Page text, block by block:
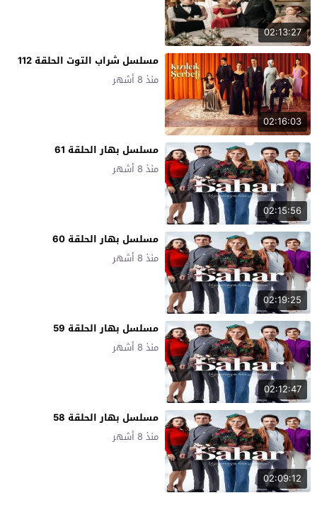
02:13:27
02:16:03
مسلسل شراب التوت الحلقة 112
منذ 8 أشهر
02:15:56
مسلسل بهار الحلقة 61
منذ 8 أشهر
02:19:25
مسلسل بهار الحلقة 60
منذ 8 أشهر
02:12:47
مسلسل بهار الحلقة 59
منذ 8 أشهر
02:09:12
مسلسل بهار الحلقة 58
منذ 8 أشهر